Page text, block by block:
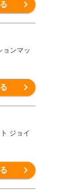
ョンマッ
ジョイ